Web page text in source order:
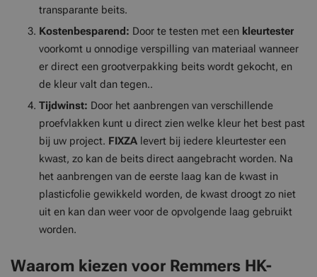
transparante beits.
Kostenbesparend: Door te testen met een kleurtester
voorkomt u onnodige verspilling van materiaal wanneer
er direct een grootverpakking beits wordt gekocht, en
de kleur valt dan tegen..
Tijdwinst: Door het aanbrengen van verschillende
proefvlakken kunt u direct zien welke kleur het best past
bij uw project. FIXZA levert bij iedere kleurtester een
kwast, zo kan de beits direct aangebracht worden. Na
het aanbrengen van de eerste laag kan de kwast in
plasticfolie gewikkeld worden, de kwast droogt zo niet
uit en kan dan weer voor de opvolgende laag gebruikt
worden.
Waarom kiezen voor Remmers HK-